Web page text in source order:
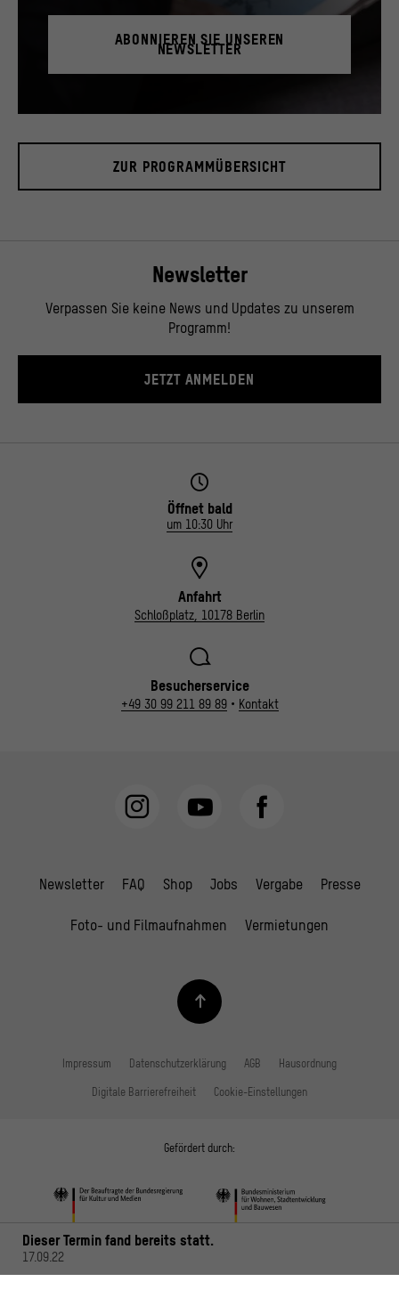
Dieser Termin fand bereits statt.
17.09.22
ABONNIEREN SIE UNSEREN
NEWSLETTER
ZUR PROGRAMMÜBERSICHT
Newsletter
Verpassen Sie keine News und Updates zu unserem
Programm!
JETZT ANMELDEN
Öffnet bald
um 10:30 Uhr
Anfahrt
Schloßplatz, 10178 Berlin
Besucherservice
+49 30 99 211 89 89• Kontakt
Newsletter FAQ Shop Jobs Vergabe Presse
Foto- und Filmaufnahmen Vermietungen
Impressum Datenschutzerklärung AGB Hausordnung
Digitale Barrierefreiheit Cookie-Einstellungen
Gefördert durch: